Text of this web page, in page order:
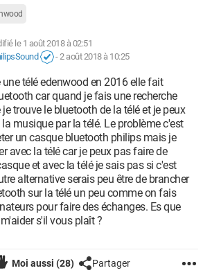
le 1 août 2018 à 02:51
-2 août 2018 à 10:25
télé edenwood en 2016 elle fait
car quand je fais une recherche
trouve le bluetooth de la télé et je peux
musique par la télé. Le problème c'est
un casque bluetooth philips mais je
avec la télé car je peux pas faire de
et avec la télé je sais pas si c'est
alternative serais peu être de brancher
sur la télé un peu comme on fais
pour faire des échanges. Es que
s'il vous plaît ?
Moi aussi (28) Partager